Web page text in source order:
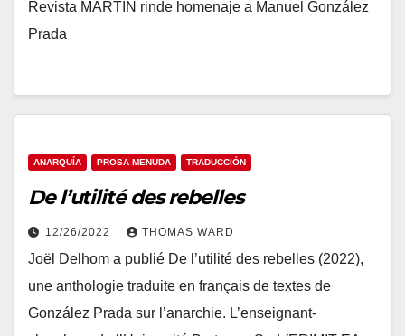
Revista MARTIN rinde homenaje a Manuel González
Prada
ANARQUÍA PROSA MENUDA TRADUCCIÓN
De l’utilité des rebelles
12/26/2022 THOMAS WARD
Joël Delhom a publié De l’utilité des rebelles (2022),
une anthologie traduite en français de textes de
González Prada sur l’anarchie. L’enseignant-